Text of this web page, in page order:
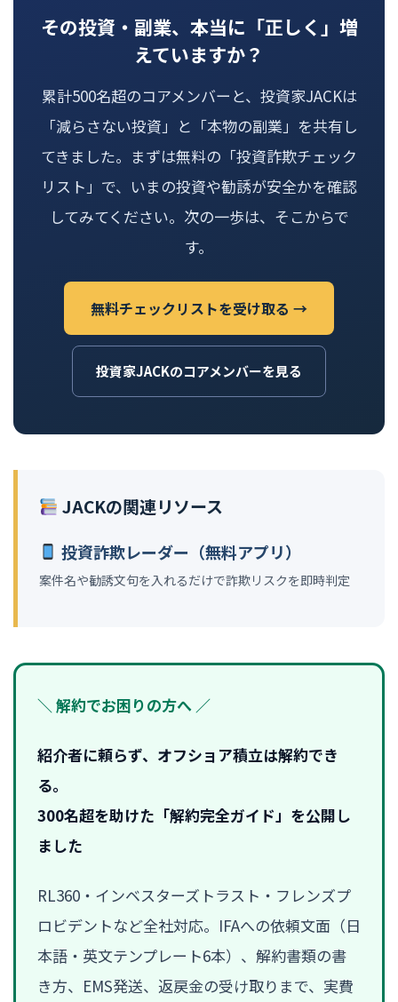
その投資・副業、本当に「正しく」増
えていますか？
累計500名超のコアメンバーと、投資家JACKは
「減らさない投資」と「本物の副業」を共有し
てきました。まずは無料の「投資詐欺チェック
リスト」で、いまの投資や勧誘が安全かを確認
してみてください。次の一歩は、そこからで
す。
無料チェックリストを受け取る →
投資家JACKのコアメンバーを見る
JACKの関連リソース
投資詐欺レーダー（無料アプリ）
案件名や勧誘文句を入れるだけで詐欺リスクを即時判定
＼ 解約でお困りの方へ ／
紹介者に頼らず、オフショア積立は解約でき
る。
300名超を助けた「解約完全ガイド」を公開し
ました
RL360・インベスターズトラスト・フレンズプ
ロビデントなど全社対応。IFAへの依頼文面（日
本語・英文テンプレート6本）、解約書類の書
き方、EMS発送、返戻金の受け取りまで、実費